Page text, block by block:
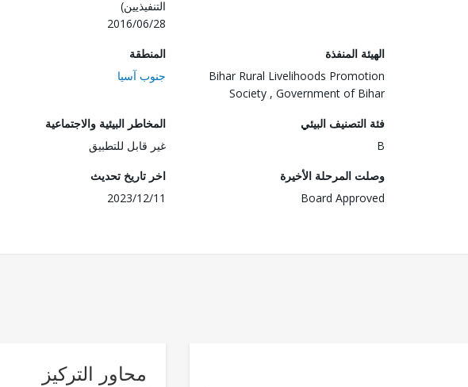
التنفيذيين)
2016/06/28
الهيئة المنفذة
Bihar Rural Livelihoods Promotion
Society , Government of Bihar
المنطقة
جنوب آسيا
فئة التصنيف البيئي
B
المخاطر البيئية والاجتماعية
غير قابل للتطبيق
وصلت المرحلة الأخيرة
Board Approved
اخر تاريخ تحديث
2023/12/11
محاور التركيز